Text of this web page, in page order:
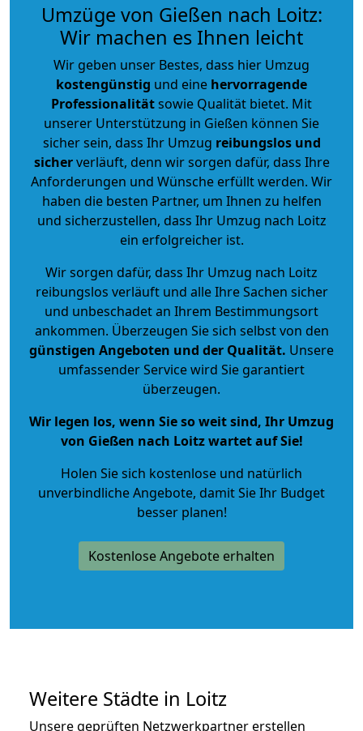
Umzüge von Gießen nach Loitz:
Wir machen es Ihnen leicht
Wir geben unser Bestes, dass hier Umzug
kostengünstig und eine hervorragende
Professionalitätsowie Qualität bietet. Mit
unserer Unterstützung in Gießen können Sie
sicher sein, dass Ihr Umzug reibungslos und
sicherverläuft, denn wir sorgen dafür, dass Ihre
Anforderungen und Wünsche erfüllt werden. Wir
haben die besten Partner, um Ihnen zu helfen
und sicherzustellen, dass Ihr Umzug nach Loitz
ein erfolgreicher ist.
Wir sorgen dafür, dass Ihr Umzug nach Loitz
reibungslos verläuft und alle Ihre Sachen sicher
und unbeschadet an Ihrem Bestimmungsort
ankommen. Überzeugen Sie sich selbst von den
günstigen Angeboten und der Qualität. Unsere
umfassender Service wird Sie garantiert
überzeugen.
Wir legen los, wenn Sie so weit sind, Ihr Umzug
von Gießen nach Loitz wartet auf Sie!
Holen Sie sich kostenlose und natürlich
unverbindliche Angebote, damit Sie Ihr Budget
besser planen!
Kostenlose Angebote erhalten
Weitere Städte in Loitz
Unsere geprüften Netzwerkpartner erstellen